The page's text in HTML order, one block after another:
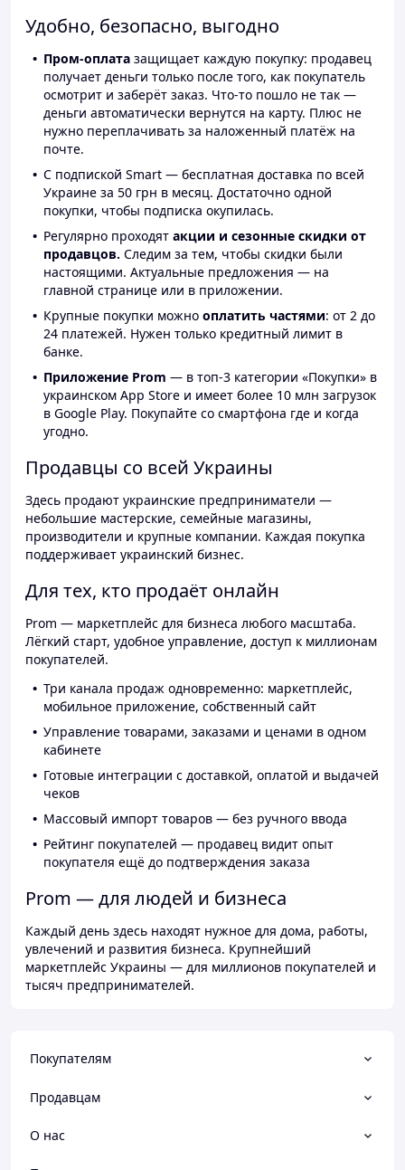
Удобно, безопасно, выгодно
Пром-оплата защищает каждую покупку: продавец
получает деньги только после того, как покупатель
осмотрит и заберёт заказ. Что-то пошло не так —
деньги автоматически вернутся на карту. Плюс не
нужно переплачивать за наложенный платёж на
почте.
С подпиской Smart — бесплатная доставка по всей
Украине за 50 грн в месяц. Достаточно одной
покупки, чтобы подписка окупилась.
Регулярно проходят акции и сезонные скидки от
продавцов. Следим за тем, чтобы скидки были
настоящими. Актуальные предложения — на
главной странице или в приложении.
Крупные покупки можно оплатить частями: от 2 до
24 платежей. Нужен только кредитный лимит в
банке.
Приложение Prom — в топ-3 категории «Покупки» в
украинском App Store и имеет более 10 млн загрузок
в Google Play. Покупайте со смартфона где и когда
угодно.
Продавцы со всей Украины
Здесь продают украинские предприниматели —
небольшие мастерские, семейные магазины,
производители и крупные компании. Каждая покупка
поддерживает украинский бизнес.
Для тех, кто продаёт онлайн
Prom — маркетплейс для бизнеса любого масштаба.
Лёгкий старт, удобное управление, доступ к миллионам
покупателей.
Три канала продаж одновременно: маркетплейс,
мобильное приложение, собственный сайт
Управление товарами, заказами и ценами в одном
кабинете
Готовые интеграции с доставкой, оплатой и выдачей
чеков
Массовый импорт товаров — без ручного ввода
Рейтинг покупателей — продавец видит опыт
покупателя ещё до подтверждения заказа
Prom — для людей и бизнеса
Каждый день здесь находят нужное для дома, работы,
увлечений и развития бизнеса. Крупнейший
маркетплейс Украины — для миллионов покупателей и
тысяч предпринимателей.
Покупателям
Продавцам
О нас